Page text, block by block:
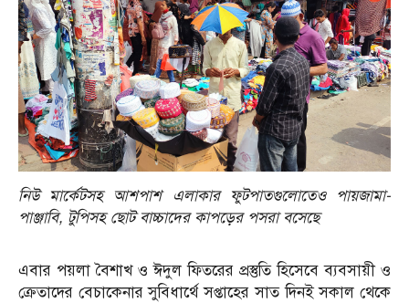
নিউ মার্কেটসহ আশপাশ এলাকার ফুটপাতগুলোতেও পায়জামা-
পাঞ্জাবি, টুপিসহ ছোট বাচ্চাদের কাপড়ের পসরা বসেছে
এবার পয়লা বৈশাখ ও ঈদুল ফিতরের প্রস্তুতি হিসেবে ব্যবসায়ী ও
ক্রেতাদের বেচাকেনার সুবিধার্থে সপ্তাহের সাত দিনই সকাল থেকে